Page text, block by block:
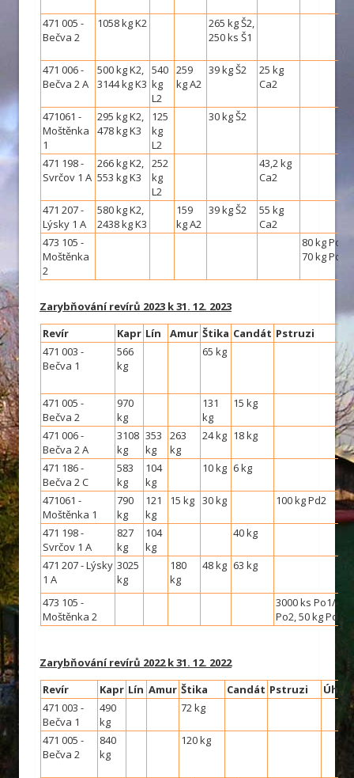
471 005 -
Bečva 2
1058 kg K2
265 kg Š2,
250 ks Š1
471 006 -
Bečva 2 A
500 kg K2,
3144 kg K3
540
kg
L2
259
kg A2
39 kg Š2
25 kg
Ca2
471061 -
Moštěnka
1
295 kg K2,
478 kg K3
125
kg
L2
30 kg Š2
471 198 -
Svrčov 1 A
266 kg K2,
553 kg K3
252
kg
L2
43,2 kg
Ca2
471 207 -
Lýsky 1 A
580 kg K2,
2438 kg K3
159
kg A2
39 kg Š2
55 kg
Ca2
473 105 -
Moštěnka
2
80 kg Po2,
70 kg Pd 2
Zarybňování revírů 2023 k 31. 12. 2023
Revír
Kapr Lín Amur Štika Candát Pstruzi
471 003 -
Bečva 1
566
kg
65 kg
471 005 -
Bečva 2
970
kg
131
kg
15 kg
471 006 -
Bečva 2 A
3108
kg
353
kg
263
kg
24 kg 18 kg
471 186 -
Bečva 2 C
583
kg
104
kg
10 kg 6 kg
471061 -
Moštěnka 1
790
kg
121
kg
15 kg 30 kg 100 kg Pd2
471 198 -
Svrčov 1 A
827
kg
104
kg
40 kg
471 207 - Lýsky
1 A
3025
kg
180
kg
48 kg 63 kg
473 105 -
Moštěnka 2
3000 ks Po1/4,
Po2, 50 kg Pd2
Zarybňování revírů 2022 k 31. 12. 2022
Revír
Kapr Lín Amur Štika Candát Pstruzi
Úhoř
471 003 -
Bečva 1
490
kg
72 kg
471 005 -
Bečva 2
840
kg
120 kg